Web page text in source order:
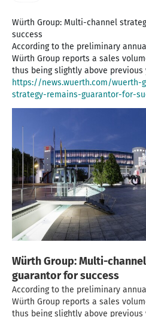
Würth Group: Multi-channel
success
According to the preliminary
Würth Group reports a sales
thus being slightly above previous
https://news.wuerth.com/wuerth-
strategy-remains-guarantor-for-
Würth Group: Multi-
guarantor for success
According to the preliminary
Würth Group reports a sales
thus being slightly above previous